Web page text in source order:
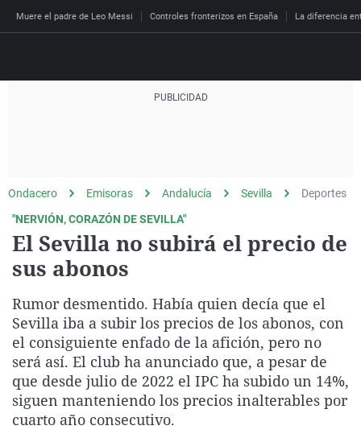
Muere el padre de Leo Messi Controles fronterizos en España La diferencia
Julia en la onda
La brújula
Radioestadio noche
El colegio invisible
La rosa de los vientos
Gente viajera
Malas decisiones
Expedientes del más
El viaje del Guernica
Prohibido morirse
Esto no ha pasado
Caso
Retornados
Baleares
Cantabria
Comunidad de Madrid
Comunitat Valenciana
Extremadura
Galicia
Economía
Deportes
Tenis
Motor
El tiempo
Más noticias
Salud
Cultura
Gastronomía
Medio ambiente
Virales
Televisión
Ondacero Emisoras Andalucía Sevilla
Deportes
"NERVIÓN, CORAZÓN DE SEVILLA"
El Sevilla no subirá el precio de
sus abonos
Rumor desmentido. Había quien decía que el
Sevilla iba a subir los precios de los abonos, con
el consiguiente enfado de la afición, pero no
será así. El club ha anunciado que, a pesar de
que desde julio de 2022 el IPC ha subido un 14%,
siguen manteniendo los precios inalterables por
cuarto año consecutivo.